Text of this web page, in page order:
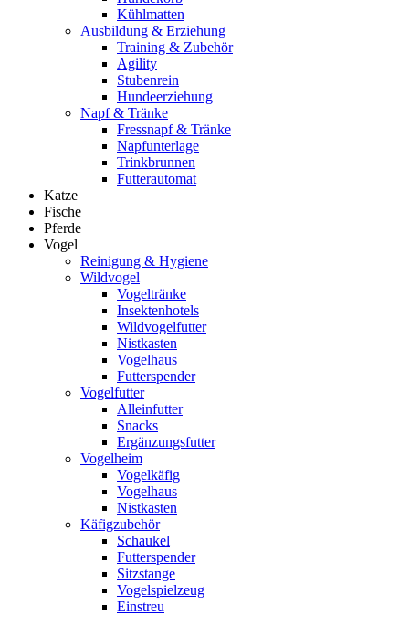
Kühlmatten
Ausbildung & Erziehung
Training & Zubehör
Agility
Stubenrein
Hundeerziehung
Napf & Tränke
Fressnapf & Tränke
Napfunterlage
Trinkbrunnen
Futterautomat
Katze
Fische
Pferde
Vogel
Reinigung & Hygiene
Wildvogel
Vogeltränke
Insektenhotels
Wildvogelfutter
Nistkasten
Vogelhaus
Futterspender
Vogelfutter
Alleinfutter
Snacks
Ergänzungsfutter
Vogelheim
Vogelkäfig
Vogelhaus
Nistkasten
Käfigzubehör
Schaukel
Futterspender
Sitzstange
Vogelspielzeug
Einstreu